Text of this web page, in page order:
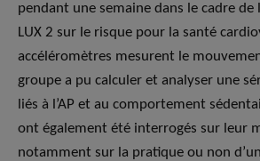
pendant une semaine dans le cadre de
LUX 2 sur le risque pour la santé
accéléromètres mesurent le
groupe a pu calculer et analyser une
liés à l’AP et au comportement
ont également été interrogés sur leur
notamment sur la pratique ou non